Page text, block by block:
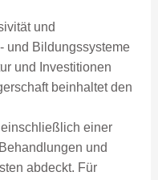
und
und Bildungssysteme
und Investitionen
beinhaltet den
einer
und
abdeckt. Für